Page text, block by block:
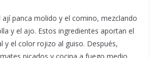
ají panca molido y el comino, mezclando
y el ajo. Estos ingredientes aportan el
y el color rojizo al guiso. Después,